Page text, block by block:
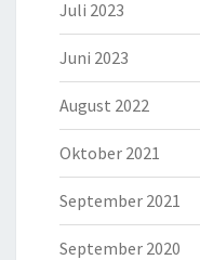
Juli 2023
Juni 2023
August 2022
Oktober 2021
September 2021
September 2020